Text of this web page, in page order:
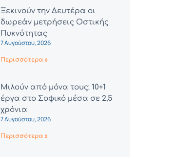
Ξεκινούν την Δευτέρα οι
δωρεάν μετρήσεις Οστικής
Πυκνότητας
7 Αυγούστου, 2026
Περισσότερα »
Μιλούν από μόνα τους: 10+1
έργα στο Σοφικό μέσα σε 2,5
χρόνια
7 Αυγούστου, 2026
Περισσότερα »